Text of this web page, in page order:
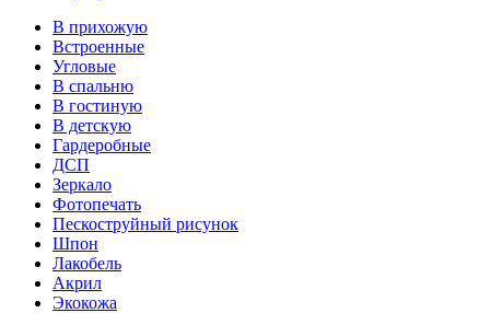
В прихожую
Встроенные
Угловые
В спальню
В гостиную
В детскую
Гардеробные
ДСП
Зеркало
Фотопечать
Пескоструйный рисунок
Шпон
Лакобель
Акрил
Экокожа